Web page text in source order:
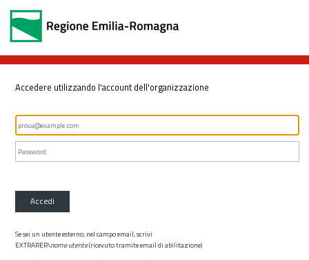
Accedere utilizzando l'account dell'organizzazione
Accedi
Se sei un utente esterno, nel campo email, scrivi
EXTRARER\nome utente(ricevuto tramite email di abilitazione)